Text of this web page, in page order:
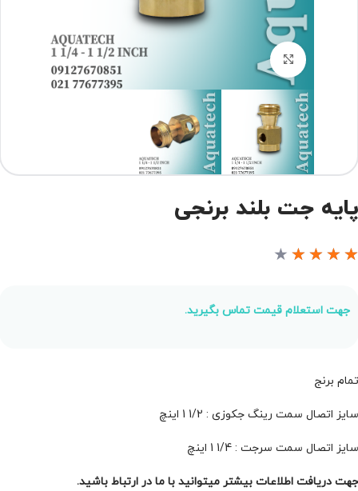
برای بزرگنمایی کلیک کنید
جت بلند برنجی
★
★
★
★
جهت استعلام قیمت تماس بگیرید.
برنج
اتصال سمت رینگ جکوزی : 1/2 1 اینچ
اتصال سمت سرجت : 1/4 1 اینچ
دریافت اطلاعات بیشتر میتوانید با ما در ارتباط باشید.